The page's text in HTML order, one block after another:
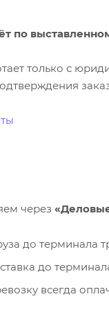
по
только с
через
до терминала
до
всегда